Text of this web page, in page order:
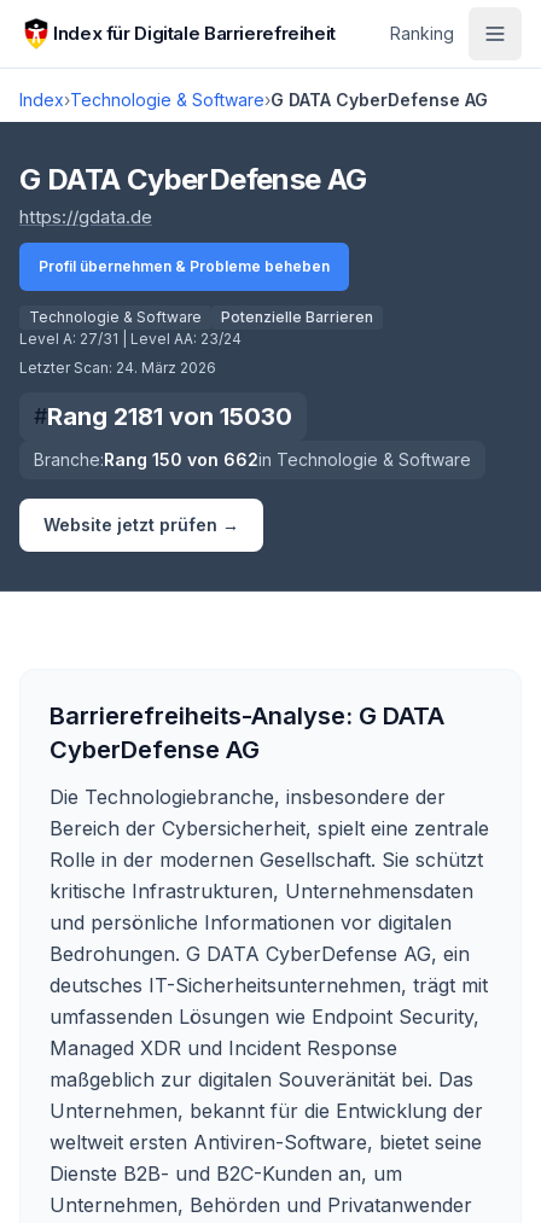
Zum Hauptinhalt springen
Index für Digitale Barrierefreiheit Ranking
Index›Technologie & Software›G DATA CyberDefense AG
Score lädt
G DATA CyberDefense AG
https://gdata.de
Profil übernehmen & Probleme beheben
Technologie & Software
Potenzielle Barrieren
Level A: 27/31 | Level AA: 23/24
Letzter Scan: 24. März 2026
#Rang 2181 von 15030
Branche:Rang 150 von 662in Technologie & Software
Website jetzt prüfen →
Barrierefreiheits-Analyse: G DATA
CyberDefense AG
Die Technologiebranche, insbesondere der
Bereich der Cybersicherheit, spielt eine zentrale
Rolle in der modernen Gesellschaft. Sie schützt
kritische Infrastrukturen, Unternehmensdaten
und persönliche Informationen vor digitalen
Bedrohungen. G DATA CyberDefense AG, ein
deutsches IT-Sicherheitsunternehmen, trägt mit
umfassenden Lösungen wie Endpoint Security,
Managed XDR und Incident Response
maßgeblich zur digitalen Souveränität bei. Das
Unternehmen, bekannt für die Entwicklung der
weltweit ersten Antiviren-Software, bietet seine
Dienste B2B- und B2C-Kunden an, um
Unternehmen, Behörden und Privatanwender